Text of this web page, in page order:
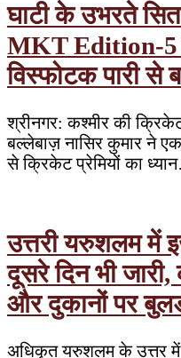
घाटी के उभरते
MKT Edition-5
विस्फोटक पारी से
श्रीनगर: कश्मीर की
बल्लेबाज़ नासिर कुमार ने
से क्रिकेट प्रेमियों का
उत्तरी यरुशलम में
दूसरे दिन भी
और दुकानों पर
अधिकृत यरुशलम के उत्तर में